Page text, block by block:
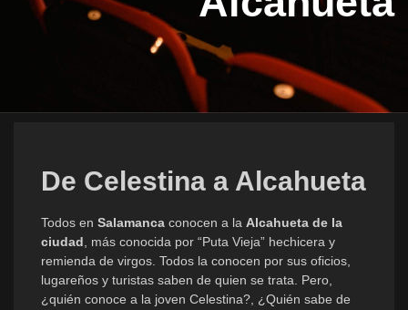
De Celestina a Alcahueta
Todos en Salamanca conocen a la Alcahueta de la
ciudad, más conocida por “Puta Vieja” hechicera y
remienda de virgos. Todos la conocen por sus oficios,
lugareños y turistas saben de quien se trata. Pero,
¿quién conoce a la joven Celestina?, ¿Quién sabe de